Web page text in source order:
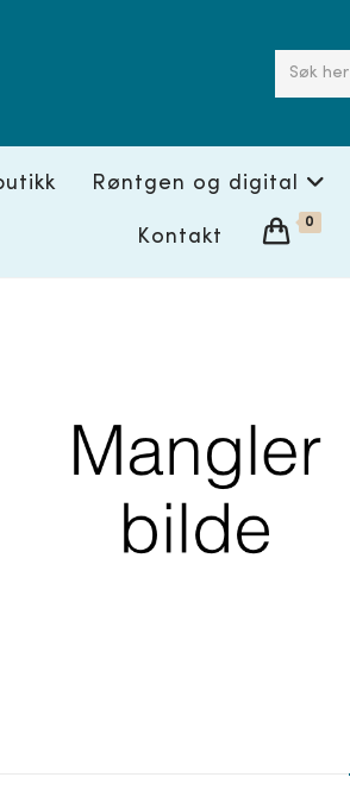
Søk her
Røntgen og digital
Kontakt
0